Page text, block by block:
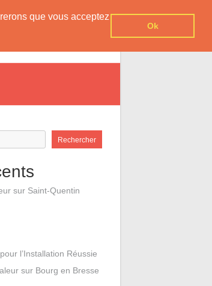
que vous acceptez
Ok
Rechercher
sur Saint-Quentin
l’Installation Réussie
sur Bourg en Bresse